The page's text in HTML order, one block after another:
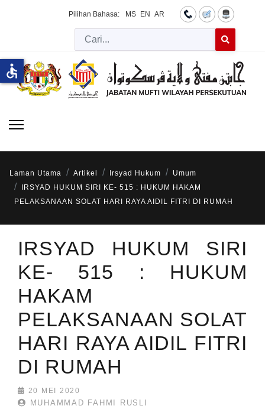
Pilihan Bahasa: MS EN AR
Cari
Laman Utama Artikel Irsyad Hukum
Umum
IRSYAD HUKUM SIRI KE- 515 : HUKUM HAKAM
PELAKSANAAN SOLAT HARI RAYA AIDIL FITRI DI RUMAH
IRSYAD HUKUM SIRI
KE- 515 : HUKUM
HAKAM
PELAKSANAAN SOLAT
HARI RAYA AIDIL FITRI
DI RUMAH
20 MEI 2020
MUHAMMAD FAHMI RUSLI
accessible